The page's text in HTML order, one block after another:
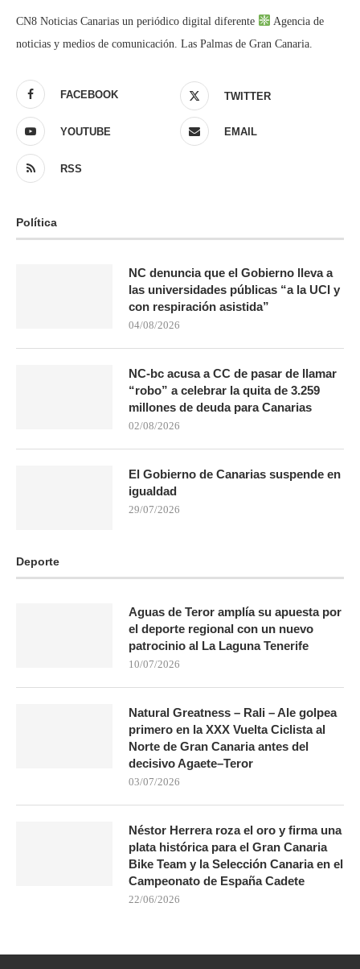
CN8 Noticias Canarias un periódico digital diferente
Agencia de
noticias y medios de comunicación. Las Palmas de Gran Canaria.
FACEBOOK TWITTER
YOUTUBE EMAIL
RSS
Política
NC denuncia que el Gobierno lleva a
las universidades públicas “a la UCI y
con respiración asistida”
04/08/2026
NC-bc acusa a CC de pasar de llamar
“robo” a celebrar la quita de 3.259
millones de deuda para Canarias
02/08/2026
El Gobierno de Canarias suspende en
igualdad
29/07/2026
Deporte
Aguas de Teror amplía su apuesta por
el deporte regional con un nuevo
patrocinio al La Laguna Tenerife
10/07/2026
Natural Greatness – Rali – Ale golpea
primero en la XXX Vuelta Ciclista al
Norte de Gran Canaria antes del
decisivo Agaete–Teror
03/07/2026
Néstor Herrera roza el oro y firma una
plata histórica para el Gran Canaria
Bike Team y la Selección Canaria en el
Campeonato de España Cadete
22/06/2026